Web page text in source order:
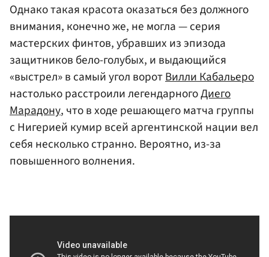
Однако такая красота оказаться без должного
внимания, конечно же, не могла — серия
мастерских финтов, убравших из эпизода
защитников бело-голубых, и выдающийся
«выстрел» в самый угол воротВилли Кабальеро
настолько расстроили легендарногоДиего
Марадону, что в ходе решающего матча группы
с Нигерией кумир всей аргентинской нации вел
себя несколько странно. Вероятно, из-за
повышенного волнения.